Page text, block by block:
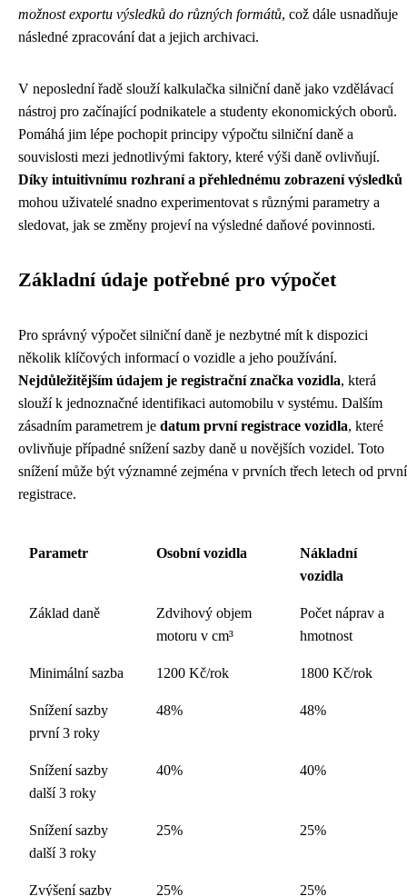
možnost exportu výsledků do různých formátů, což dále usnadňuje
následné zpracování dat a jejich archivaci.
V neposlední řadě slouží kalkulačka silniční daně jako vzdělávací
nástroj pro začínající podnikatele a studenty ekonomických oborů.
Pomáhá jim lépe pochopit principy výpočtu silniční daně a
souvislosti mezi jednotlivými faktory, které výši daně ovlivňují.
Díky intuitivnímu rozhraní a přehlednému zobrazení výsledků
mohou uživatelé snadno experimentovat s různými parametry a
sledovat, jak se změny projeví na výsledné daňové povinnosti.
Základní údaje potřebné pro výpočet
Pro správný výpočet silniční daně je nezbytné mít k dispozici
několik klíčových informací o vozidle a jeho používání.
Nejdůležitějším údajem je registrační značka vozidla, která
slouží k jednoznačné identifikaci automobilu v systému. Dalším
zásadním parametrem je datum první registrace vozidla, které
ovlivňuje případné snížení sazby daně u novějších vozidel. Toto
snížení může být významné zejména v prvních třech letech od první
registrace.
Parametr Osobní vozidla
Nákladní
vozidla
Základ daně
Zdvihový objem
motoru v cm³
Počet náprav a
hmotnost
Minimální sazba 1200 Kč/rok 1800 Kč/rok
Snížení sazby
první 3 roky
48% 48%
Snížení sazby
další 3 roky
40% 40%
Snížení sazby
další 3 roky
25% 25%
Zvýšení sazby
25% 25%